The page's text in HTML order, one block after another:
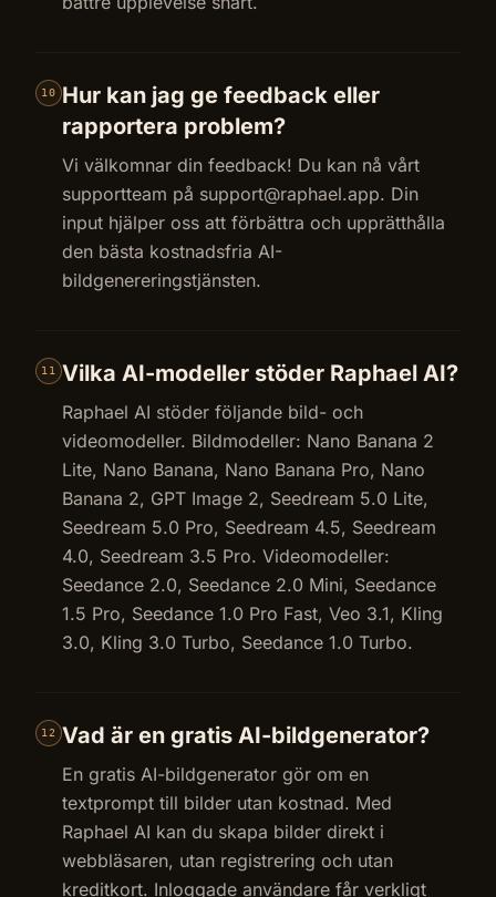
10
Hur kan jag ge feedback eller
rapportera problem?
Vi välkomnar din feedback! Du kan nå vårt
supportteam på support@raphael.app. Din
input hjälper oss att förbättra och upprätthålla
den bästa kostnadsfria AI-
bildgenereringstjänsten.
11 Vilka AI-modeller stöder Raphael AI?
Raphael AI stöder följande bild- och
videomodeller. Bildmodeller: Nano Banana 2
Lite, Nano Banana, Nano Banana Pro, Nano
Banana 2, GPT Image 2, Seedream 5.0 Lite,
Seedream 5.0 Pro, Seedream 4.5, Seedream
4.0, Seedream 3.5 Pro. Videomodeller:
Seedance 2.0, Seedance 2.0 Mini, Seedance
1.5 Pro, Seedance 1.0 Pro Fast, Veo 3.1, Kling
3.0, Kling 3.0 Turbo, Seedance 1.0 Turbo.
12 Vad är en gratis AI-bildgenerator?
En gratis AI-bildgenerator gör om en
textprompt till bilder utan kostnad. Med
Raphael AI kan du skapa bilder direkt i
webbläsaren, utan registrering och utan
kreditkort. Inloggade användare får verkligt